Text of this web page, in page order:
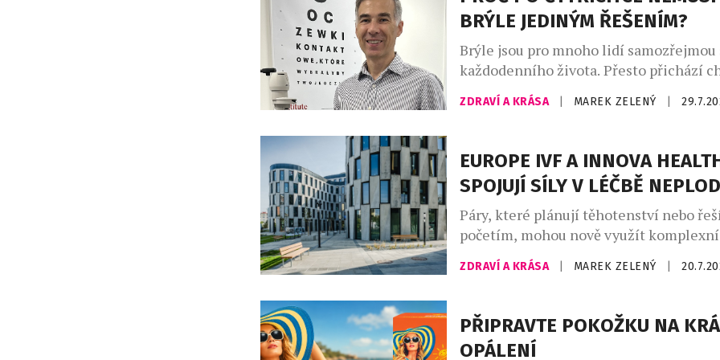
Atrey a Kateřina Rae. […]
BRÝLE JEDINÝM ŘEŠENÍM?
Brýle jsou pro mnoho lidí samozřejmou
každodenního života. Přesto přichází
začnou být spíše omezením než
Zejména po čtyřicítce, kdy se objevuje
zaostřovat na blízko, mnoho lidí
několika párů brýlí není vždy
Paradoxně si řada z nich ani
ZDRAVÍ A KRÁSA MAREK ZELENÝ
EUROPE IVF A INNOVA
SPOJUJÍ SÍLY V LÉČBĚ
Páry, které plánují těhotenství nebo řeší
početím, mohou nově využít
koordinovanou péči v oblasti
díky partnerství mezi Innova
gynekologii, genetiku, imunologii a
specializace do jednoho systému péče
léčby. Zdravotnická skupina Innova
ZDRAVÍ A KRÁSA MAREK ZELENÝ
PŘIPRAVTE POKOŽKU NA
OPÁLENÍ